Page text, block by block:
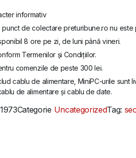
informativ
punct de colectare preturibune.ro nu este
8 ore pe zi, de luni până vineri.
Termenilor și Condițiilor.
comenzile de peste 300 lei.
cablu de alimentare, MiniPC-urile sunt
de alimentare și cablu de date.
Categorie UncategorizedTag: